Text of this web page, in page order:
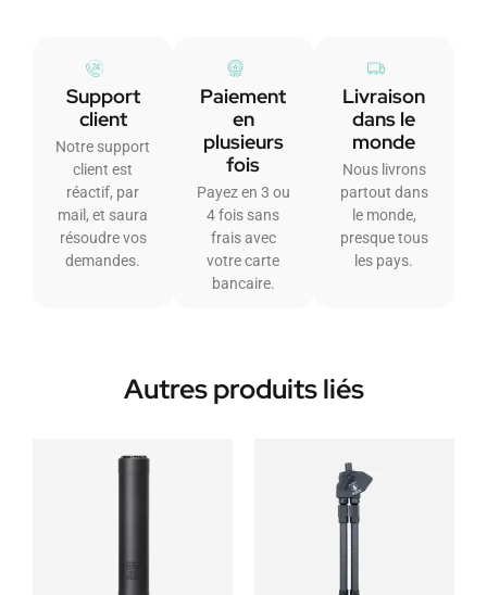
Support
client
Notre support
client est
réactif, par
mail, et saura
résoudre vos
demandes.
Paiement
en
plusieurs
fois
Payez en 3 ou
4 fois sans
frais avec
votre carte
bancaire.
Livraison
dans le
monde
Nous livrons
partout dans
le monde,
presque tous
les pays.
Autres produits liés